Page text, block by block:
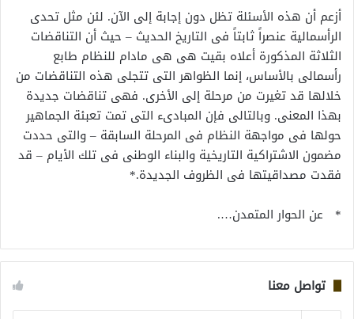
أزعم أن هذه الأسئلة تظل دون إجابة إلى الآن. لئن مثل تحدى
الرأسمالية عنصراً ثابتاً فى التاريخ الحديث – حيث أن التناقضات
الثلاثة المذكورة أعلاه بقيت هى هى مادام للنظام طابع
رأسمالى بالأساس، إنما الظواهر التى تتجلى هذه التناقضات من
خلالها قد تغيرت من مرحلة إلى الأخرى. فهى تناقضات جديدة
بهذا المعنى. وبالتالى فإن المبادىء التى تمت تعبئة الجماهير
حولها فى مواجهة النظام فى المرحلة السابقة – والتى حددت
مضمون الاشتراكية التاريخية والبناء الوطنى فى تلك الأيام – قد
فقدت مصداقيتها فى الظروف الجديدة.*
* عن الحوار المتمدن….
تواصل معنا